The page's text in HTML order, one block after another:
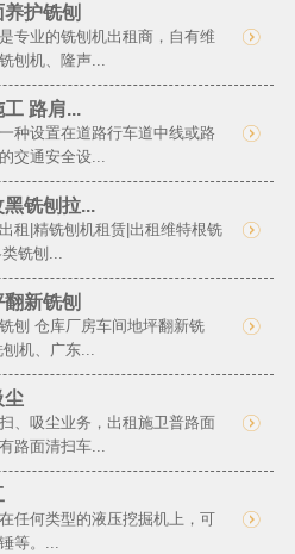
护铣刨
专业的铣刨机出租商，自有维
刨机、隆声...
路肩...
种设置在道路行车道中线或路
交通安全设...
铣刨拉...
租|精铣刨机租赁|出租维特根铣
铣刨...
新铣刨
刨 仓库厂房车间地坪翻新铣
机、广东...
尘
、吸尘业务，出租施卫普路面
路面清扫车...
任何类型的液压挖掘机上，可
等。...